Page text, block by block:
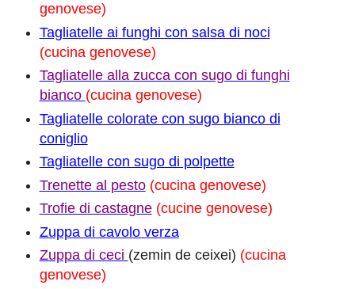
genovese)
Tagliatelle ai funghi con salsa di noci
(cucina genovese)
Tagliatelle alla zucca con sugo di funghi
bianco (cucina genovese)
Tagliatelle colorate con sugo bianco di
coniglio
Tagliatelle con sugo di polpette
Trenette al pesto (cucina genovese)
Trofie di castagne (cucine genovese)
Zuppa di cavolo verza
Zuppa di ceci (zemin de ceixei) (cucina
genovese)